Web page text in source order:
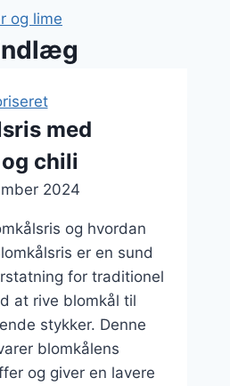
og lime
med
chili
2024
og hvordan
er en sund
for traditionel
at rive blomkål til
stykker. Denne
blomkålens
og giver en lavere